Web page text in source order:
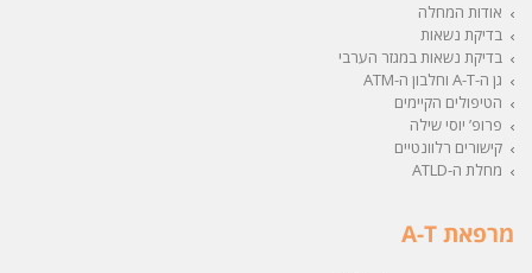
אודות המחלה
בדיקת נשאות
בדיקת נשאות במגזר הערבי
גן ה-A-T וחלבון ה-ATM
הטיפולים הקיימים
פרופ’ יוסי שילה
קישורים רלוונטיים
מחלת ה-ATLD
מרפאת A-T